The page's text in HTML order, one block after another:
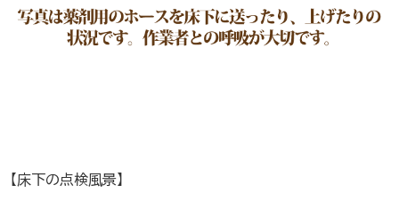
【床下の点検風景】